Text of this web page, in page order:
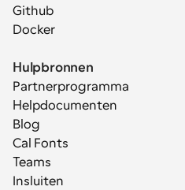
Github
Docker
Hulpbronnen
Partnerprogramma
Helpdocumenten
Blog
Cal Fonts
Teams
Insluiten